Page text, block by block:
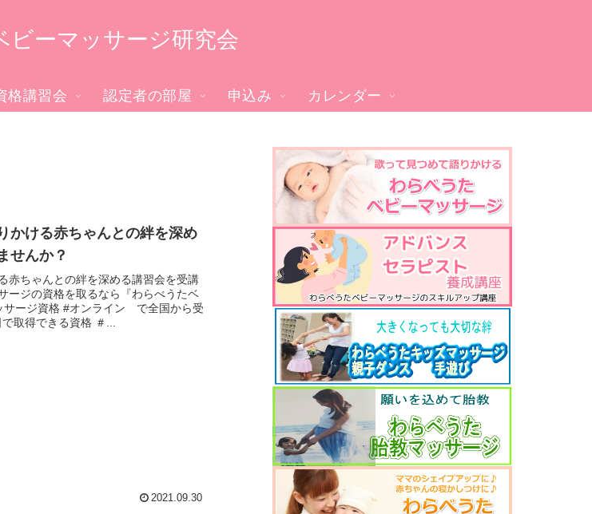
ビーマッサージ研究会
格講習会 認定者の部屋 申込み カレンダー
かける赤ちゃんとの絆を深め
せんか？
赤ちゃんとの絆を深める講習会を受講
ージの資格を取るなら『わらべうたベ
サージ資格 #オンライン で全国から受
取得できる資格 ＃...
2021.09.30